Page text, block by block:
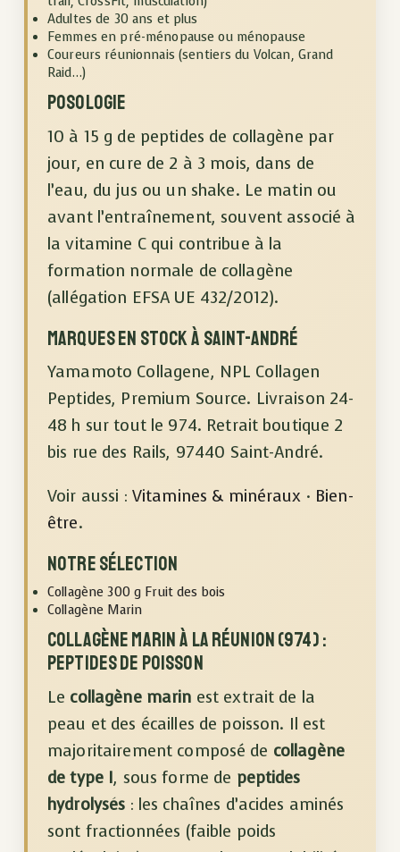
Adultes de 30 ans et plus
Femmes en pré-ménopause ou ménopause
Coureurs réunionnais (sentiers du Volcan, Grand
Raid…)
Posologie
10 à 15 g de peptides de collagène par
jour, en cure de 2 à 3 mois, dans de
l’eau, du jus ou un shake. Le matin ou
avant l’entraînement, souvent associé à
la vitamine C qui contribue à la
formation normale de collagène
(allégation EFSA UE 432/2012).
Marques en stock à Saint-André
Yamamoto Collagene, NPL Collagen
Peptides, Premium Source. Livraison 24-
48 h sur tout le 974. Retrait boutique 2
bis rue des Rails, 97440 Saint-André.
Voir aussi : Vitamines & minéraux · Bien-
être.
Notre sélection
Collagène 300 g Fruit des bois
Collagène Marin
Collagène marin à La Réunion (974) :
peptides de poisson
Le collagène marin est extrait de la
peau et des écailles de poisson. Il est
majoritairement composé de collagène
de type I, sous forme de peptides
hydrolysés : les chaînes d’acides aminés
sont fractionnées (faible poids